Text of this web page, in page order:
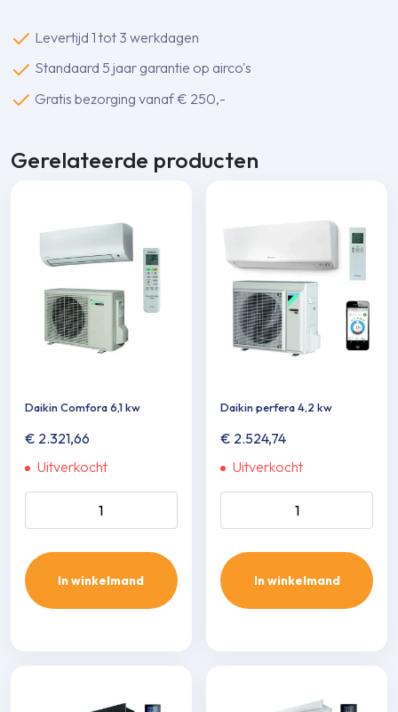
Levertijd 1 tot 3 werkdagen
Standaard 5 jaar garantie op airco's
Gratis bezorging vanaf € 250,-
Gerelateerde producten
Daikin Comfora 6,1 kw
€ 2.321,66
Uitverkocht
In winkelmand
Daikin perfera 4,2 kw
€ 2.524,74
Uitverkocht
In winkelmand